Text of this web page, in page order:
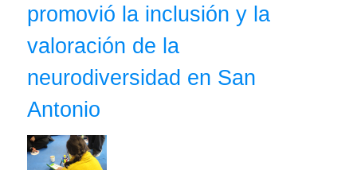
promovió la inclusión y la
valoración de la
neurodiversidad en San
Antonio